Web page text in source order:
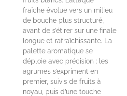
fraîche évolue vers un milieu
de bouche plus structuré,
avant de s’étirer sur une finale
longue et rafraîchissante. La
palette aromatique se
déploie avec précision : les
agrumes s’expriment en
premier, suivis de fruits à
noyau, puis d’une touche